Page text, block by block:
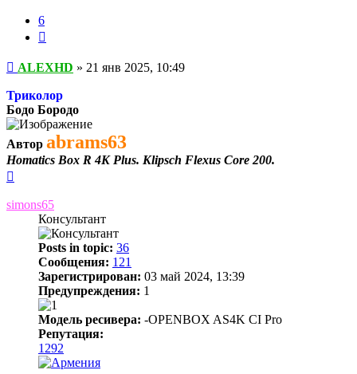
6
Сообщение
ALEXHD » 21 янв 2025, 10:49
Триколор
Бодо Бородо
Автор abrams63
Homatics Box R 4K Plus. Klipsch Flexus Core 200.
началу
simons65
Консультант
Posts in topic: 36
Сообщения: 121
Зарегистрирован: 03 май 2024, 13:39
Предупреждения: 1
Модель ресивера: -OPENBOX AS4K CI Pro
Репутация:
1292